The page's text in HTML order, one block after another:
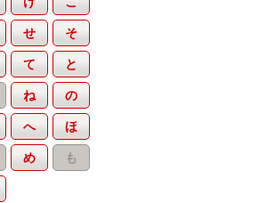
せ そ
て と
ね の
へ ほ
め も